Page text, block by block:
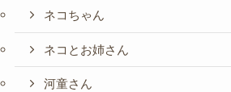
ネコちゃん
ネコとお姉さん
河童さん